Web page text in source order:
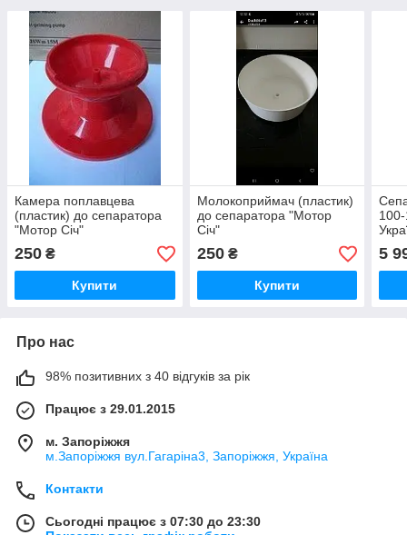
Камера поплавцева
(пластик) до сепаратора
"Мотор Січ"
250 ₴
Купити
Молокоприймач (пластик)
до сепаратора "Мотор
Січ"
250₴
Купити
5
Про нас
98% позитивних з 40 відгуків за рік
Працює з 29.01.2015
м. Запоріжжя
м.Запоріжжя вул.Гагаріна3, Запоріжжя, Україна
Контакти
Сьогодні працює з 07:30 до 23:30